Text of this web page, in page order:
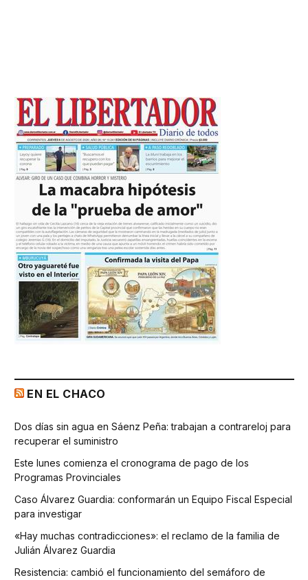
EN EL CHACO
Dos días sin agua en Sáenz Peña: trabajan a contrareloj para
recuperar el suministro
Este lunes comienza el cronograma de pago de los
Programas Provinciales
Caso Álvarez Guardia: conformarán un Equipo Fiscal Especial
para investigar
«Hay muchas contradicciones»: el reclamo de la familia de
Julián Álvarez Guardia
Resistencia: cambió el funcionamiento del semáforo de